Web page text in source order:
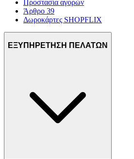
Προστασία αγορών
Άρθρο 39
Δωροκάρτες SHOPFLIX
ΕΞΥΠΗΡΕΤΗΣΗ ΠΕΛΑΤΩΝ